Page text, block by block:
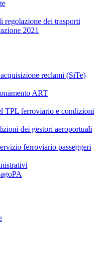
regolazione dei trasporti
2021
reclami (SiTe)
ART
TPL ferroviario e condizioni
dei gestori aeroportuali
ferroviario passeggeri